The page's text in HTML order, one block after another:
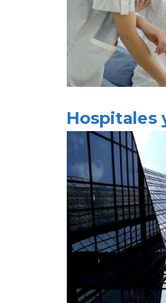
Hospitales